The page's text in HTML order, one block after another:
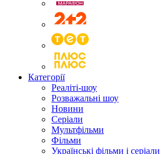
Категорії
Реаліті-шоу
Розважальні шоу
Новини
Серіали
Мультфільми
Фільми
Українські фільми і серіали